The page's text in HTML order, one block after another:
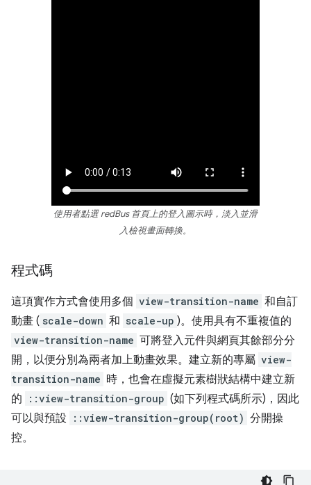
使用者點選 redBus 首頁上的登入圖示時，淡入並滑
入檢視畫面轉換。
程式碼
這項實作方式會使用多個 view-transition-name 和自訂
動畫 ( scale-down 和 scale-up )。使用具有不重複值的
view-transition-name 可將登入元件與網頁其餘部分分
開，以便分別為兩者加上動畫效果。建立新的專屬 view-
transition-name 時，也會在虛擬元素樹狀結構中建立新
的
::view-transition-group (如下列程式碼所示)，因此
可以與預設
::view-transition-group(root) 分開操
控。